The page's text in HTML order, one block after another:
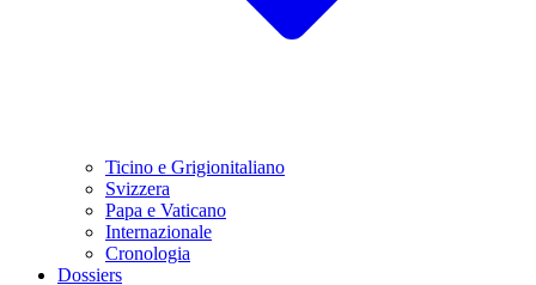
Ticino e Grigionitaliano
Svizzera
Papa e Vaticano
Internazionale
Cronologia
Dossiers